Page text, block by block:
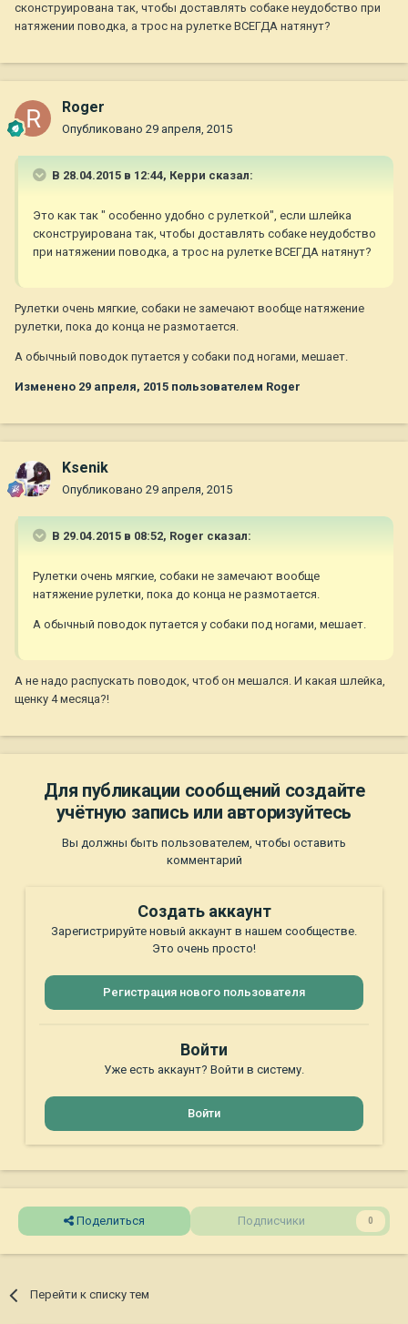
сконструирована так, чтобы доставлять собаке неудобство при
натяжении поводка, а трос на рулетке ВСЕГДА натянут?
Roger
Опубликовано 29 апреля, 2015
В 28.04.2015 в 12:44, Керри сказал:
Это как так " особенно удобно с рулеткой", если шлейка
сконструирована так, чтобы доставлять собаке неудобство
при натяжении поводка, а трос на рулетке ВСЕГДА натянут?
Рулетки очень мягкие, собаки не замечают вообще натяжение
рулетки, пока до конца не размотается.
А обычный поводок путается у собаки под ногами, мешает.
Изменено 29 апреля, 2015 пользователем Roger
Ksenik
Опубликовано 29 апреля, 2015
В 29.04.2015 в 08:52, Roger сказал:
Рулетки очень мягкие, собаки не замечают вообще
натяжение рулетки, пока до конца не размотается.
А обычный поводок путается у собаки под ногами, мешает.
А не надо распускать поводок, чтоб он мешался. И какая шлейка,
щенку 4 месяца?!
Для публикации сообщений создайте
учётную запись или авторизуйтесь
Вы должны быть пользователем, чтобы оставить
комментарий
Создать аккаунт
Зарегистрируйте новый аккаунт в нашем сообществе.
Это очень просто!
Регистрация нового пользователя
Войти
Уже есть аккаунт? Войти в систему.
Войти
Поделиться Подписчики 0
Перейти к списку тем